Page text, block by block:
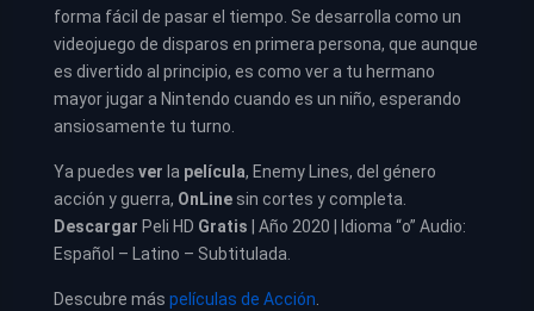
forma fácil de pasar el tiempo. Se desarrolla como un
videojuego de disparos en primera persona, que aunque
es divertido al principio, es como ver a tu hermano
mayor jugar a Nintendo cuando es un niño, esperando
ansiosamente tu turno.
Ya puedes ver la película, Enemy Lines, del género
acción y guerra, OnLine sin cortes y completa.
Descargar Peli HD Gratis | Año 2020 | Idioma “o” Audio:
Español – Latino – Subtitulada.
Descubre más películas de Acción